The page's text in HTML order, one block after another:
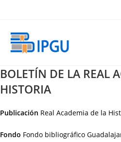
BOLETÍN DE LA REAL
HISTORIA
Publicación Real Academia de la
Fondo Fondo bibliográfico